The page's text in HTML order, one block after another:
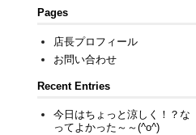
Pages
店長プロフィール
お問い合わせ
Recent Entries
今日はちょっと涼しく！？な
ってよかった～～(^o^)